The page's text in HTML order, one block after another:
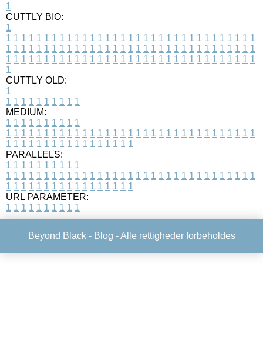
1
CUTTLY BIO:
1
1 1 1 1 1 1 1 1 1 1 1 1 1 1 1 1 1 1 1 1 1 1 1 1 1 1 1 1 1 1 1 1 1
1 1 1 1 1 1 1 1 1 1 1 1 1 1 1 1 1 1 1 1 1 1 1 1 1 1 1 1 1 1 1 1 1
1 1 1 1 1 1 1 1 1 1 1 1 1 1 1 1 1 1 1 1 1 1 1 1 1 1 1 1 1 1 1 1 1
1
CUTTLY OLD:
1
1 1 1 1 1 1 1 1 1 1
MEDIUM:
1 1 1 1 1 1 1 1 1 1
1 1 1 1 1 1 1 1 1 1 1 1 1 1 1 1 1 1 1 1 1 1 1 1 1 1 1 1 1 1 1 1 1
1 1 1 1 1 1 1 1 1 1 1 1 1 1 1 1 1
PARALLELS:
1 1 1 1 1 1 1 1 1 1
1 1 1 1 1 1 1 1 1 1 1 1 1 1 1 1 1 1 1 1 1 1 1 1 1 1 1 1 1 1 1 1 1
1 1 1 1 1 1 1 1 1 1 1 1 1 1 1 1 1
URL PARAMETER:
1 1 1 1 1 1 1 1 1 1
Beyond Black - Blog - Alle rettigheder forbeholdes